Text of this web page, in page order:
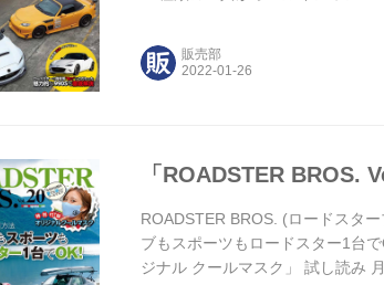
十分。あこがれのデモカーから、
販売部
「ROADSTER BROS.
ROADSTER BROS. (ロードスタ
ブもスポーツもロードスター1台
ジナル クールマスク」 試し読み